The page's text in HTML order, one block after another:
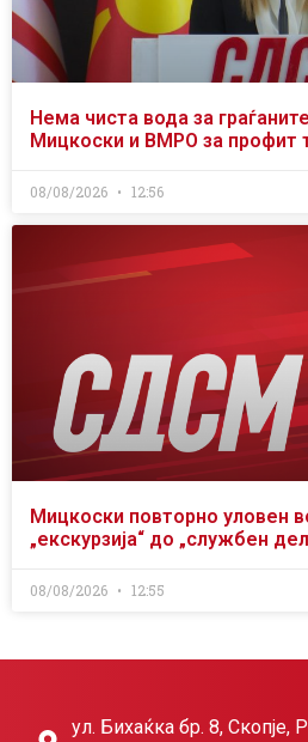
Нема чиста вода за
Мицкоски и ВМРО за профит
08/08/2026 12:56
Мицкоски повторно уловен
„екскурзија“ до „службен
08/08/2026 12:55
ул. Бихаќка бр. 8, Скопје,